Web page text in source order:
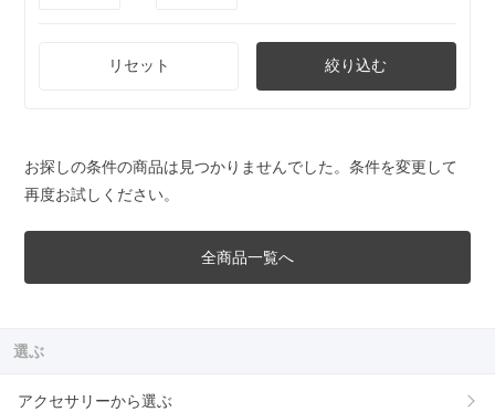
リセット 絞り込む
お探しの条件の商品は見つかりませんでした。条件を変更して
再度お試しください。
全商品一覧へ
選ぶ
アクセサリーから選ぶ